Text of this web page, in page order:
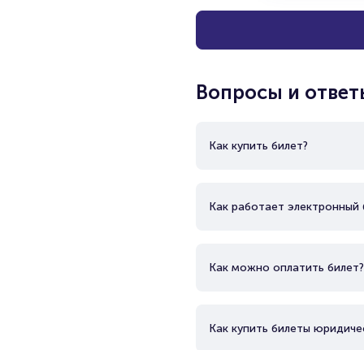
Вопросы и
Как купить билет?
Как работает электронный
Как можно оплатить билет?
Как купить билеты